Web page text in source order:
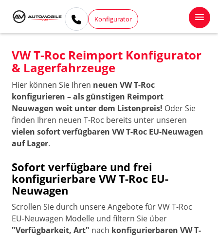
Konfigurator
VW T-Roc Reimport Konfigurator
& Lagerfahrzeuge
Hier können Sie Ihren neuen VW T-Roc
konfigurieren – als günstigen Reimport
Neuwagen weit unter dem Listenpreis! Oder Sie
finden Ihren neuen T-Roc bereits unter unseren
vielen sofort verfügbaren VW T-Roc EU-Neuwagen
auf Lager.
Sofort verfügbare und frei
konfigurierbare VW T-Roc EU-
Neuwagen
Scrollen Sie durch unsere Angebote für VW T-Roc
EU-Neuwagen Modelle und filtern Sie über
"Verfügbarkeit, Art" nach konfigurierbaren VW T-